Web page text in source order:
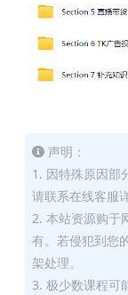
声明：
1. 因特殊原因部
请联系在线客服
2. 本站资源购于
有。若侵犯到您
架处理。
3. 极少数课程可